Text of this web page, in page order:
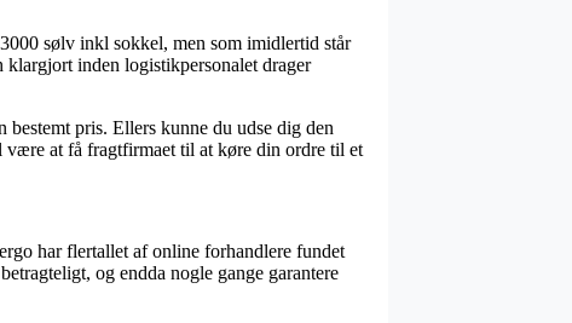
sølv inkl sokkel, men som imidlertid står
klargjort inden logistikpersonalet drager
pris. Ellers kunne du udse dig den
at få fragtfirmaet til at køre din ordre til et
har flertallet af online forhandlere fundet
og endda nogle gange garantere